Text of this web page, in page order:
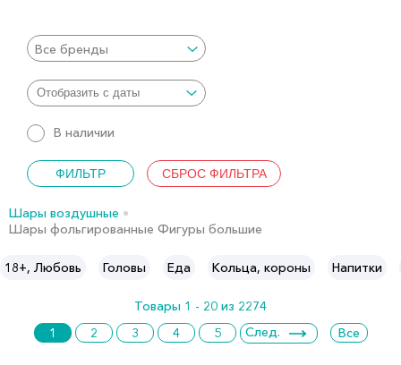
Все бренды
В наличии
Шары воздушные
Шары фольгированные Фигуры большие
18+, Любовь Головы Еда Кольца, короны Напитки
Товары 1 - 20 из 2274
1
2 3 4 5 След. Все